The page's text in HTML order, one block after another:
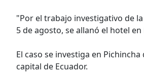
"Por el trabajo investigativo de
5 de agosto, se allanó el hotel
El caso se investiga en
capital de Ecuador.